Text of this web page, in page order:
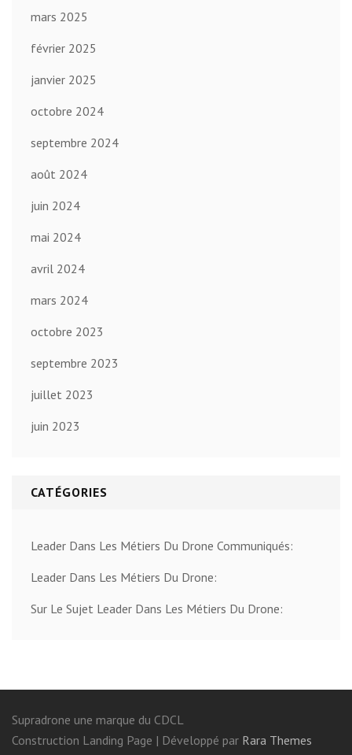
mars 2025
février 2025
janvier 2025
octobre 2024
septembre 2024
août 2024
juin 2024
mai 2024
avril 2024
mars 2024
octobre 2023
septembre 2023
juillet 2023
juin 2023
CATÉGORIES
Leader Dans Les Métiers Du Drone Communiqués:
Leader Dans Les Métiers Du Drone:
Sur Le Sujet Leader Dans Les Métiers Du Drone:
Supradrone une marque du CDCL
Construction Landing Page | Développé par Rara Themes